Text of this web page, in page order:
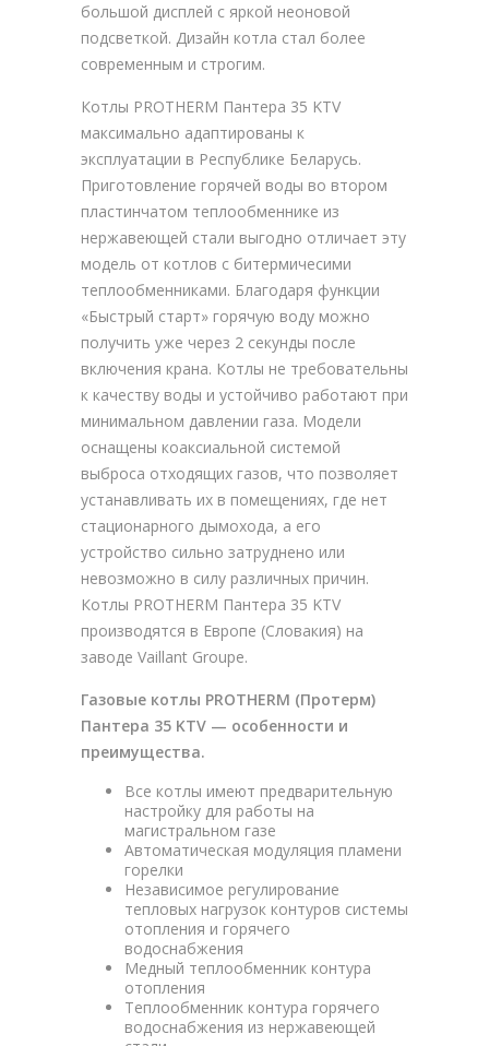
большой дисплей с яркой неоновой
подсветкой. Дизайн котла стал более
современным и строгим.
Котлы PROTHERM Пантера 35 KTV
максимально адаптированы к
эксплуатации в Республике Беларусь.
Приготовление горячей воды во втором
пластинчатом теплообменнике из
нержавеющей стали выгодно отличает эту
модель от котлов с битермичесими
теплообменниками. Благодаря функции
«Быстрый старт» горячую воду можно
получить уже через 2 секунды после
включения крана. Котлы не требовательны
к качеству воды и устойчиво работают при
минимальном давлении газа. Модели
оснащены коаксиальной системой
выброса отходящих газов, что позволяет
устанавливать их в помещениях, где нет
стационарного дымохода, а его
устройство сильно затруднено или
невозможно в силу различных причин.
Котлы PROTHERM Пантера 35 KTV
производятся в Европе (Словакия) на
заводе Vaillant Groupe.
Газовые котлы PROTHERM (Протерм)
Пантера 35 KTV — особенности и
преимущества.
Все котлы имеют предварительную
настройку для работы на
магистральном газе
Автоматическая модуляция пламени
горелки
Независимое регулирование
тепловых нагрузок контуров системы
отопления и горячего
водоснабжения
Медный теплообменник контура
отопления
Теплообменник контура горячего
водоснабжения из нержавеющей